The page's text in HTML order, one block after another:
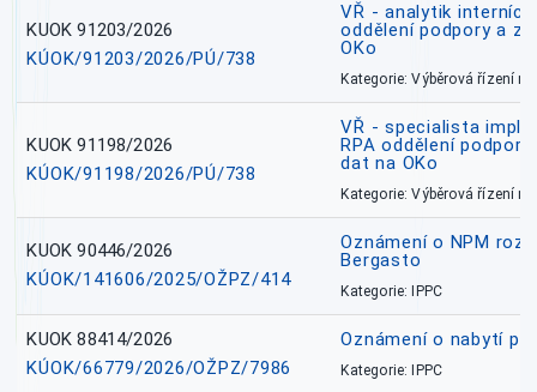
KUOK 91203/2026
KÚOK/91203/2026/PÚ/738
VŘ - analytik
oddělení podpory a
OKo
Kategorie: Výběrová řízení
KUOK 91198/2026
KÚOK/91198/2026/PÚ/738
VŘ - specialista
RPA oddělení
dat na OKo
Kategorie: Výběrová řízení
KUOK 90446/2026
KÚOK/141606/2025/OŽPZ/414
Oznámení o NPM
Bergasto
Kategorie: IPPC
KUOK 88414/2026
KÚOK/66779/2026/OŽPZ/7986
Oznámení o nabytí
Kategorie: IPPC